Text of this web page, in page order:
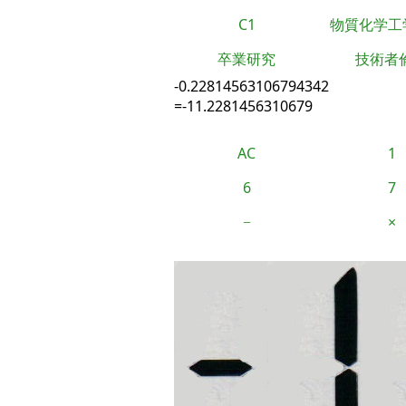
C1
物質化学
卒業研究
技術者
-0.22814563106794342
=-11.2281456310679
AC
1
6
7
−
×